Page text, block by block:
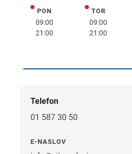
PONponedeljek
09:00
21:00
TORtorek
09:00
21:00
Telefon
01 587 30 50
E-NASLOV